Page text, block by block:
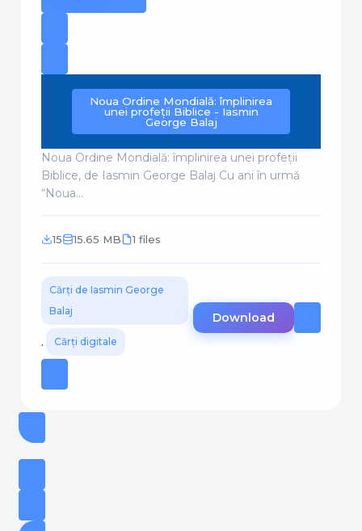
Noua Ordine Mondială: împlinirea
unei profeții Biblice - Iasmin
George Balaj
Noua Ordine Mondială: împlinirea unei profeții
Biblice, de Iasmin George Balaj Cu ani în urmă
“Noua...
15 15.65 MB 1 files
Cărți de Iasmin George
Balaj
, Cărți digitale
Download